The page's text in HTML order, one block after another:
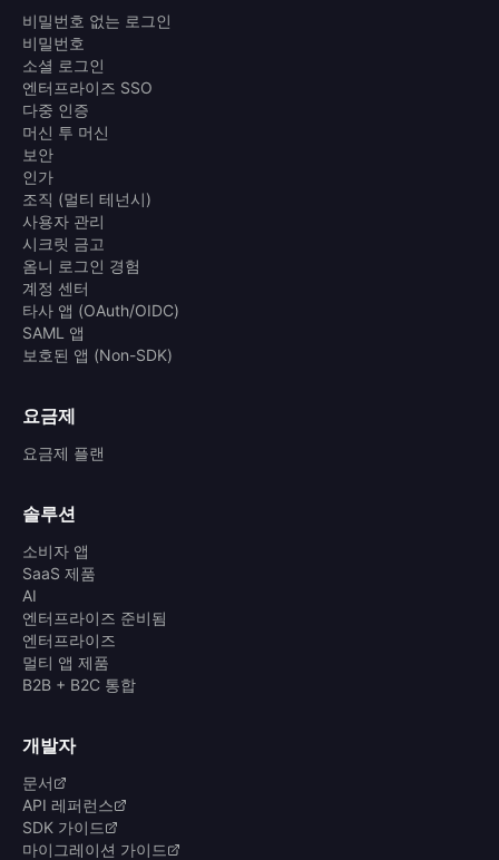
비밀번호 없는 로그인
비밀번호
소셜 로그인
엔터프라이즈 SSO
다중 인증
머신 투 머신
보안
인가
조직 (멀티 테넌시)
사용자 관리
시크릿 금고
옴니 로그인 경험
계정 센터
타사 앱 (OAuth/OIDC)
SAML 앱
보호된 앱 (Non-SDK)
요금제
요금제 플랜
솔루션
소비자 앱
SaaS 제품
AI
엔터프라이즈 준비됨
엔터프라이즈
멀티 앱 제품
B2B + B2C 통합
개발자
문서
API 레퍼런스
SDK 가이드
마이그레이션 가이드